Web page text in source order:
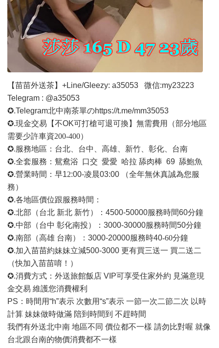
【苗苗外送茶】 +Line/Gleezy: a35053 微信:my23223
Telegram : @a35053
✪.Telegram北中南茶單のhttps://t.me/mm35053
✪.現金交易【不OK可打槍可退可換】無需費用
（部分地區
需要少許車資200-400）
✪.服務地區：台北、台中、高雄、新竹、彰化、台南
✪.全套服務：鴛鴦浴 口交 愛愛 哈拉 舔肉棒 69 舔鮑魚
✪.營業時間：早12:00-凌晨03:00 （全年無休真誠為您服
務）
✪.各地區價位跟服務時間：
✪.北部（台北 新北 新竹）：4500-50000服務時間60分鐘
✪.中部（台中 彰化南投）：3000-30000服務時間50分鐘
✪.南部（高雄 台南）：3000-20000服務時40-60分鐘
✪.加入苗苗約妹妹立減500-3000 更有買三送一 買二送二
（快加入苗苗唷！）
✪.消費方式：外送旅館飯店 VIP可享受住家外約 見滿意現
金交易 維護您消費權利
PS：時間用“h”表示 次數用“s”表示 一節一次二節二次 以時
計算 妹妹做時做滿 陪到時間到 不趕時間
我們有外送北中南 地區不同 價位都不一樣 請勿比對喔 就像
台北跟台南的物價消費都不一樣